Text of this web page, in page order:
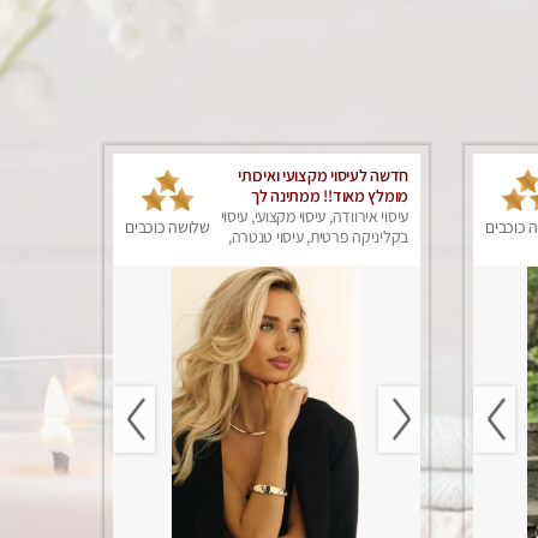
כוכבים
חדשה לעיסוי מקצועי ואיכותי
מומלץ מאוד!! ממתינה לך
שתגיע
עיסוי אירוודה, עיסוי מקצועי, עיסוי
בקליניקה פרטית, עיסוי טנטרה,
שלושה כוכבים